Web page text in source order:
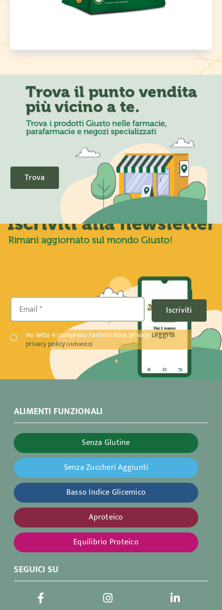
Trova
Iscriviti
Ho letto e compreso l'informativa privacy.Leggi la
privacy policy(richiesto)
ALIMENTI FUNZIONALI
Senza Glutine
Senza Zuccheri Aggiunti
Basso Indice Glicemico
Aproteico
Equilibrio Proteico
SEGUICI SU